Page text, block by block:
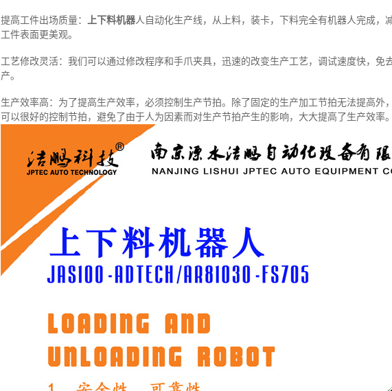
提高工件出场质量： 上下料机器人自动化生产线，从上料，装卡，下料完全有机器人完成，
工件表面更美观。
工艺修改灵活：我们可以通过修改程序和手爪夹具，迅速的改变生产工艺，调试速度快，免
产。
生产效率高：为了提高生产效率，必须控制生产节拍。除了固定的生产加工节拍无法提高外
可以很好的控制节拍，避免了由于人为因素而对生产节拍产生的影响，大大提高了生产效率。